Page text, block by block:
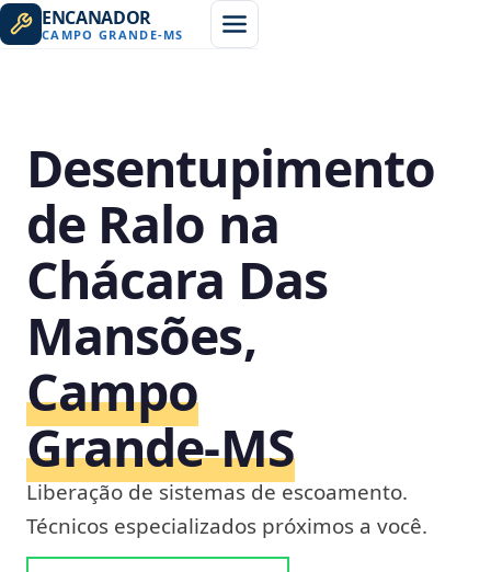
ENCANADOR
CAMPO GRANDE-MS
Desentupimento
de Ralo na
Chácara Das
Mansões,
Campo
Grande‑MS
Liberação de sistemas de escoamento.
Técnicos especializados próximos a você.